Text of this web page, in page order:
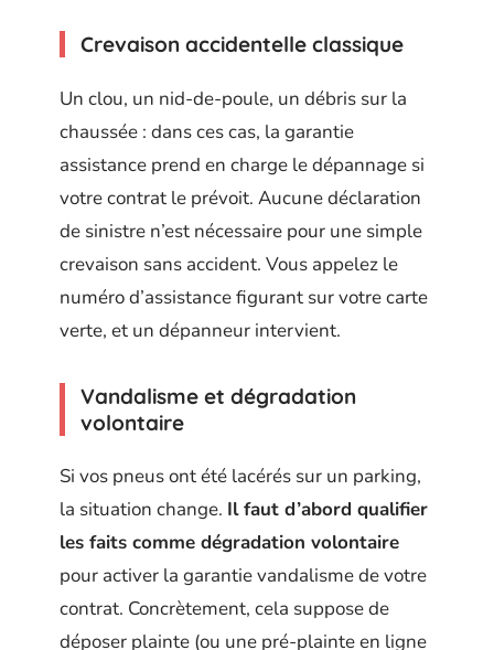
Crevaison accidentelle classique
Un clou, un nid-de-poule, un débris sur la
chaussée : dans ces cas, la garantie
assistance prend en charge le dépannage si
votre contrat le prévoit. Aucune déclaration
de sinistre n’est nécessaire pour une simple
crevaison sans accident. Vous appelez le
numéro d’assistance figurant sur votre carte
verte, et un dépanneur intervient.
Vandalisme et dégradation
volontaire
Si vos pneus ont été lacérés sur un parking,
la situation change. Il faut d’abord qualifier
les faits comme dégradation volontaire
pour activer la garantie vandalisme de votre
contrat. Concrètement, cela suppose de
déposer plainte (ou une pré-plainte en ligne